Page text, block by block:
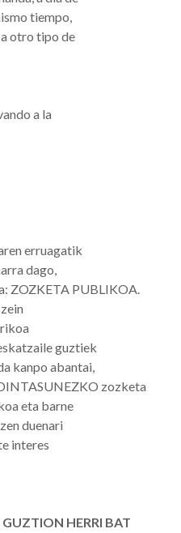
tiempo,
otro tipo de
a la
erruagatik
dago,
ZOZKETA PUBLIKOA.
guztiek
kanpo abantai,
zozketa
eta barne
duenari
interes
GUZTION HERRI BAT